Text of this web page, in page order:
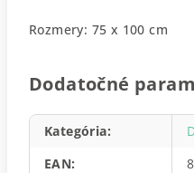
Rozmery: 75 x 100 cm
Dodatočné
Kategória:
EAN: